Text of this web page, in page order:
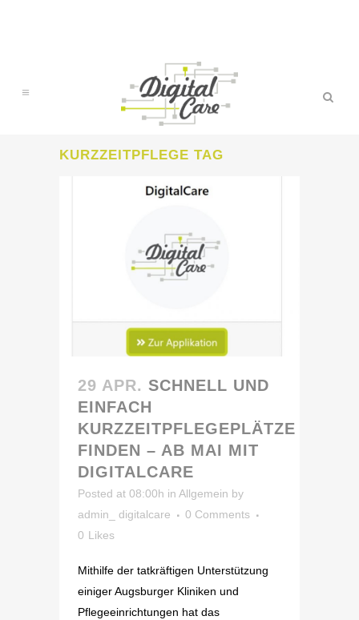
KURZZEITPFLEGE TAG
29 APR. SCHNELL UND
EINFACH
KURZZEITPFLEGEPLÄTZE
FINDEN – AB MAI MIT
DIGITALCARE
Posted at 08:00h in Allgemein by
admin_ digitalcare
0 Comments
0 Likes
Mithilfe der tatkräftigen Unterstützung
einiger Augsburger Kliniken und
Pflegeeinrichtungen hat das